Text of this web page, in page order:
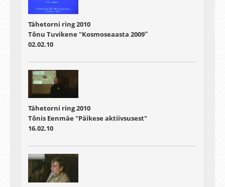
Tähetorni ring 2010
Tõnu Tuvikene "Kosmoseaasta 2009″
02.02.10
Tähetorni ring 2010
Tõnis Eenmäe "Päikese aktiivsusest"
16.02.10